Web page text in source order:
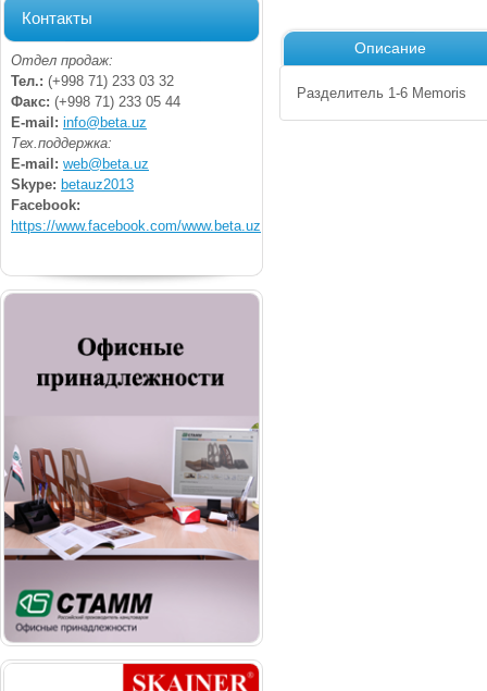
Контакты
Отдел продаж:
Тел.: (+998 71) 233 03 32
Факс: (+998 71) 233 05 44
E-mail: info@beta.uz
Тех.поддержка:
E-mail: web@beta.uz
Skype: betauz2013
Facebook:
https://www.facebook.com/www.beta.uz
Описание
Разделитель 1-6 Memoris